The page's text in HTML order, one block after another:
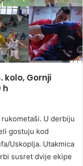
kolo, Gornji
h
U derbiju
gostuju kod
Uskoplja. Utakmica
susret dvije ekipe